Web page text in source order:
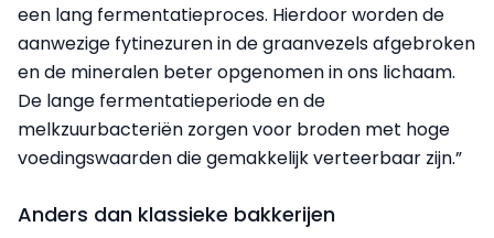
een lang fermentatieproces. Hierdoor worden de
aanwezige fytinezuren in de graanvezels afgebroken
en de mineralen beter opgenomen in ons lichaam.
De lange fermentatieperiode en de
melkzuurbacteriën zorgen voor broden met hoge
voedingswaarden die gemakkelijk verteerbaar zijn.”
Anders dan klassieke bakkerijen